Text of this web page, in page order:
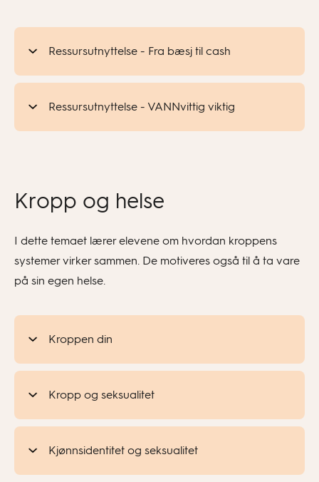
Ressursutnyttelse - Fra bæsj til cash
Ressursutnyttelse - VANNvittig viktig
Kropp og helse
I dette temaet lærer elevene om hvordan kroppens
systemer virker sammen. De motiveres også til å ta vare
på sin egen helse.
Kroppen din
Kropp og seksualitet
Kjønnsidentitet og seksualitet